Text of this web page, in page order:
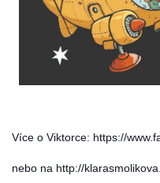
Více o Viktorce: https://
nebo na http://